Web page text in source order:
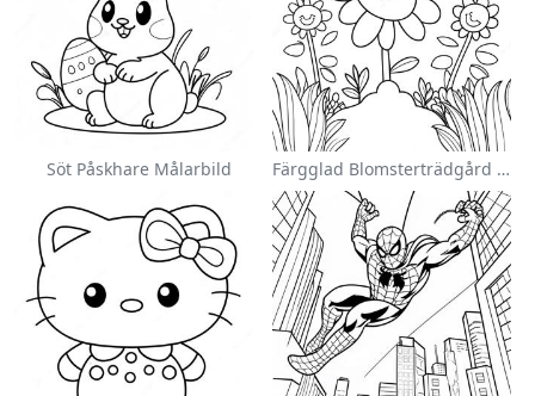
Söt Påskhare Målarbild Färgglad Blomsterträdgård Målarbild